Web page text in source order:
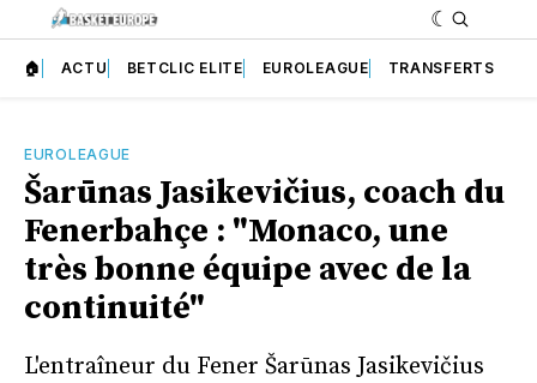
🏠 ACTU BETCLIC ELITE EUROLEAGUE TRANSFERTS
EUROLEAGUE
Šarūnas Jasikevičius, coach du
Fenerbahçe : "Monaco, une
très bonne équipe avec de la
continuité"
L'entraîneur du Fener Šarūnas Jasikevičius